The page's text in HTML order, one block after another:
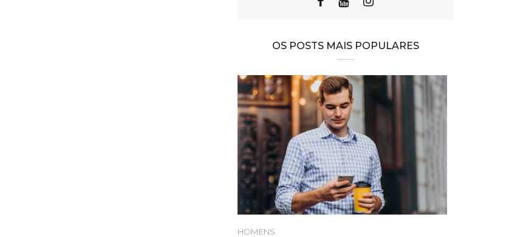
OS POSTS MAIS POPULARES
HOMENS